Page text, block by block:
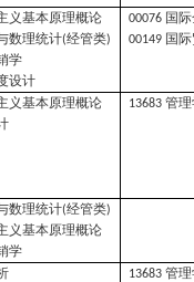
义基本原理概论
数理统计(经管类)
学
设计
00076 国
00149 国
义基本原理概论 13683管
数理统计(经管类)
义基本原理概论
学
13683管